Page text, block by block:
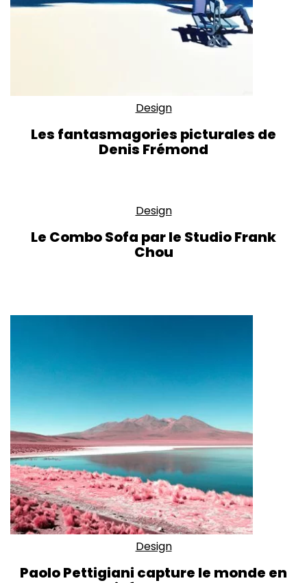
Design
Les fantasmagories picturales de
Denis Frémond
Design
Le Combo Sofa par le Studio Frank
Chou
Design
Paolo Pettigiani capture le monde en